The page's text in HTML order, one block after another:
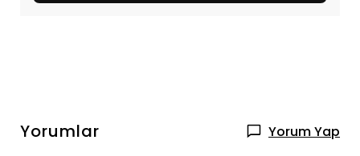
Yorumlar Yorum Yap